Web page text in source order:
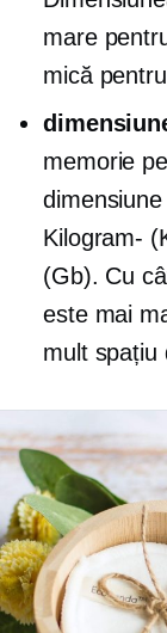
mare
mică
memorie
Kilogram-
(Gb). Cu
este mai
mult spațiu